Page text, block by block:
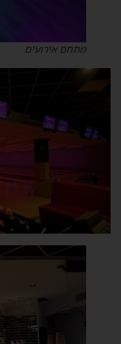
מתחם אירועים